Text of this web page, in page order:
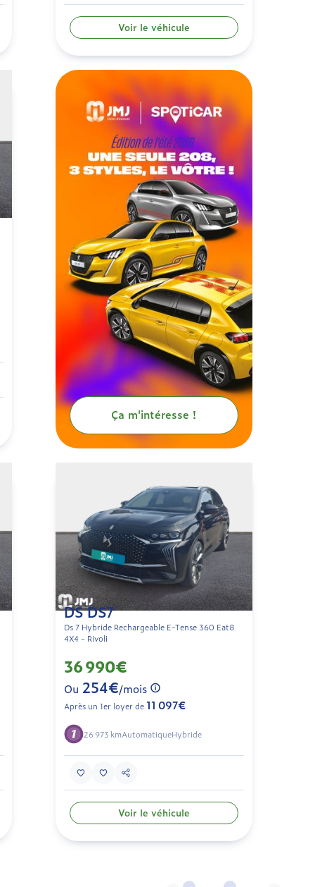
Voir le véhicule
DS DS7
Ds 7 Hybride Rechargeable E-Tense 360 Eat8
4X4 - Rivoli
36 990€
Ou 254€/mois
Après un 1er loyer de11 097€
26 973 kmAutomatiqueHybride
Voir le véhicule
Ça m'intéresse !